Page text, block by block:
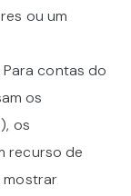
ou um
Para contas do
os
os
recurso de
mostrar